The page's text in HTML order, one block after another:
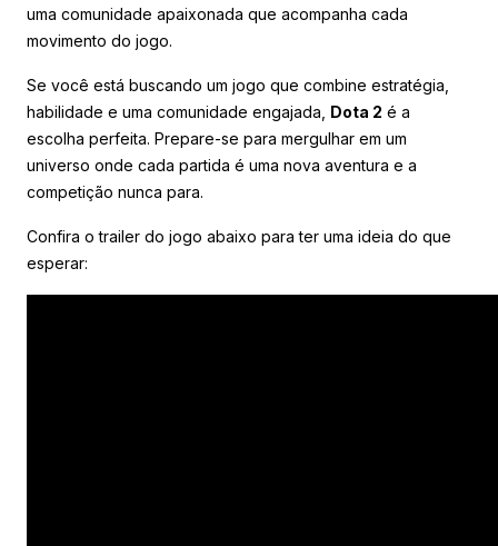
uma comunidade apaixonada que acompanha cada
movimento do jogo.
Se você está buscando um jogo que combine estratégia,
habilidade e uma comunidade engajada, Dota 2 é a
escolha perfeita. Prepare-se para mergulhar em um
universo onde cada partida é uma nova aventura e a
competição nunca para.
Confira o trailer do jogo abaixo para ter uma ideia do que
esperar: